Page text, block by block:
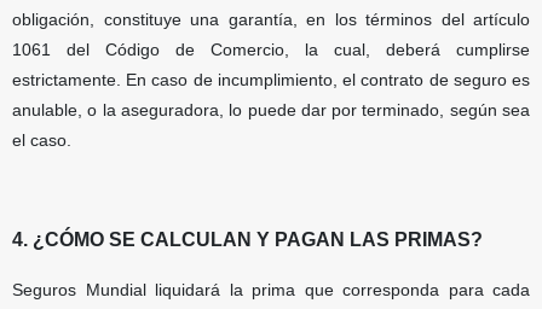
obligación, constituye una garantía, en los términos del artículo
1061 del Código de Comercio, la cual, deberá cumplirse
estrictamente. En caso de incumplimiento, el contrato de seguro es
anulable, o la aseguradora, lo puede dar por terminado, según sea
el caso.
4. ¿CÓMO SE CALCULAN Y PAGAN LAS PRIMAS?
Seguros Mundial liquidará la prima que corresponda para cada